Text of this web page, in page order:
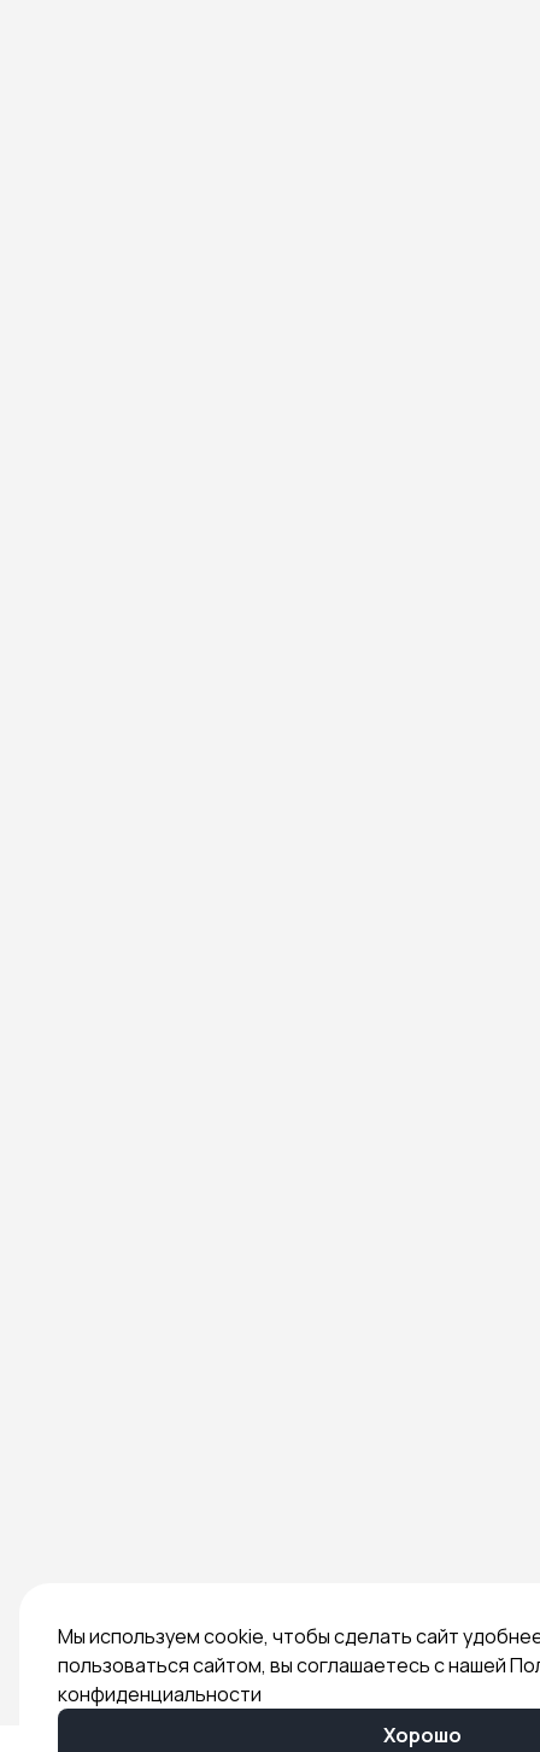
Мы используем cookie, чтобы сделать сайт
пользоваться сайтом, вы соглашаетесь с нашей
конфиденциальности
Хорошо